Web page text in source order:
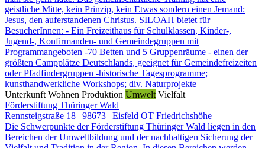
geistliche Mitte, kein Prinzip, kein Etwas sondern einen Jemand:
Jesus, den auferstandenen Christus. SILOAH bietet für
BesucherInnen: - Ein Freizeithaus für Schulklassen, Kinder-,
Jugend-, Konfirmanden- und Gemeindegruppen mit
Programmangeboten -70 Betten und 5 Gruppenräume - einen der
größten Campplätze Deutschlands, geeignet für Gemeindefreizeiten
oder Pfadfindergruppen -historische Tagesprogramme;
kunsthandwerkliche Workshops; div. Naturprojekte
Unterkunft Wohnen Produktion Umwelt Vielfalt
Förderstiftung Thüringer Wald
Rennsteigstraße 18 | 98673 | Eisfeld OT Friedrichshöhe
Die Schwerpunkte der Förderstiftung Thüringer Wald liegen in den
Bereichen der Umweltbildung und der nachhaltigen Sicherung der